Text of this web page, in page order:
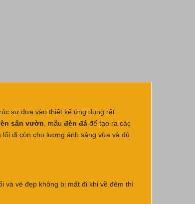
sư đưa vào thiết kế ứng dụng rất
sân vườn , mẫu đèn đá để tạo ra các
lối đi còn cho lượng ánh sáng vừa và đủ
và vẻ đẹp không bị mất đi khi về đêm thì